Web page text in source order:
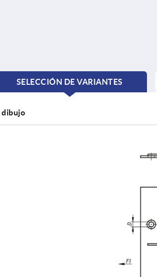
SELECCIÓN DE VARIANTES
CURRENT
CURRENT